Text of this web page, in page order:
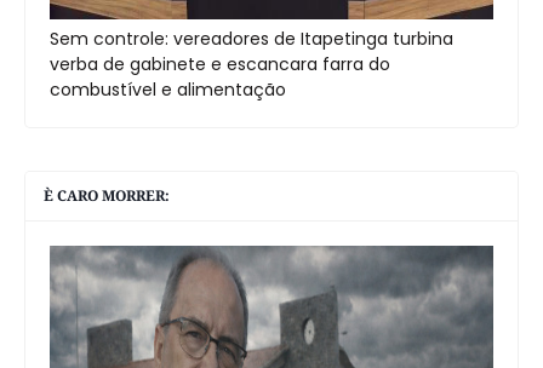
Sem controle: vereadores de Itapetinga turbina
verba de gabinete e escancara farra do
combustível e alimentação
È CARO MORRER: